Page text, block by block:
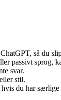
så du
passivt sprog,
svar.
stil.
du har særlige